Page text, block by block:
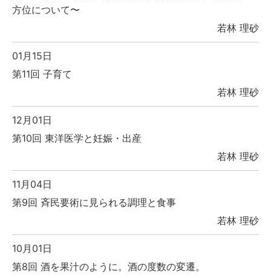
方位について〜
若林 理砂
01月15日
第11回 子育て
若林 理砂
12月01日
第10回 東洋医学と妊娠・出産
若林 理砂
11月04日
第9回 斉民要術に見られる調理と食事
若林 理砂
10月01日
第8回 酒を果汁のように。酒の度数の変遷。